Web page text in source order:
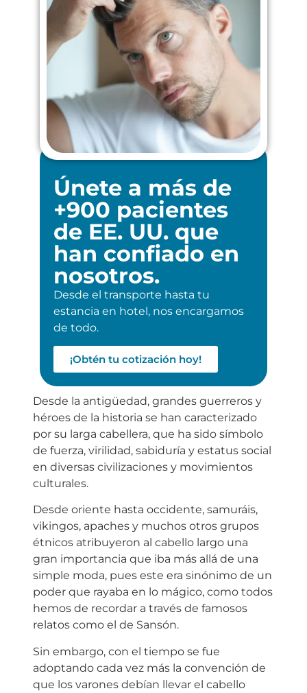
Únete a más de
+900 pacientes
de EE. UU. que
han confiado en
nosotros.
Desde el transporte hasta tu
estancia en hotel, nos encargamos
de todo.
¡Obtén tu cotización hoy!
Desde la antigüedad, grandes guerreros y
héroes de la historia se han caracterizado
por su larga cabellera, que ha sido símbolo
de fuerza, virilidad, sabiduría y estatus social
en diversas civilizaciones y movimientos
culturales.
Desde oriente hasta occidente, samuráis,
vikingos, apaches y muchos otros grupos
étnicos atribuyeron al cabello largo una
gran importancia que iba más allá de una
simple moda, pues este era sinónimo de un
poder que rayaba en lo mágico, como todos
hemos de recordar a través de famosos
relatos como el de Sansón.
Sin embargo, con el tiempo se fue
adoptando cada vez más la convención de
que los varones debían llevar el cabello